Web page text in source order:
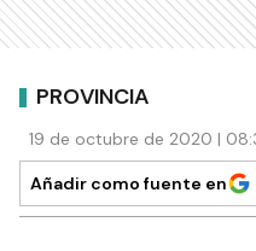
PROVINCIA
19 de octubre de 2020 |
Añadir como fuente en